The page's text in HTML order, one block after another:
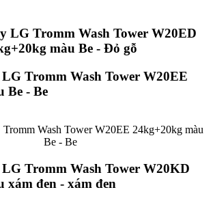
Tromm Wash Tower W20EE
Be - Be
Tromm Wash Tower W20KD
xám đen - xám đen